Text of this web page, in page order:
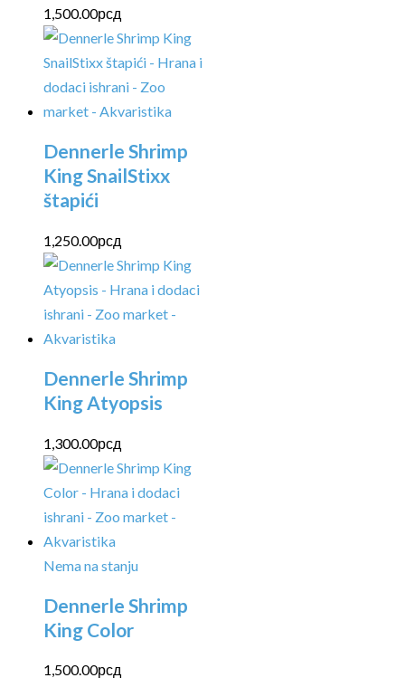
1,500.00рсд
Dennerle Shrimp
King SnailStixx
štapići
1,250.00рсд
Dennerle Shrimp
King Atyopsis
1,300.00рсд
Nema na stanju
Dennerle Shrimp
King Color
1,500.00рсд